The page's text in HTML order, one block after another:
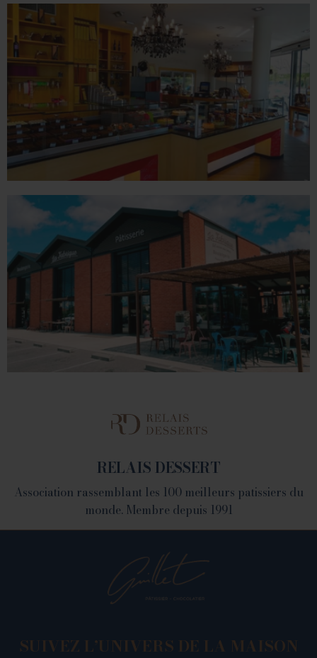
ROMANS
78 place Jean Jaurès - 26100 Romans sur Isère
Tél. 04 75 02 26 80
VALENCE
1 place du Champ de Mars - 26000 Valence
Tél. 04 75 60 90 28
1082 Chemin de Devienne - 26100 Romans sur Isère
RELAIS DESSERT
Association rassemblant les 100 meilleurs patissiers du
monde. Membre depuis 1991
SUIVEZ L’UNIVERS DE LA MAISON